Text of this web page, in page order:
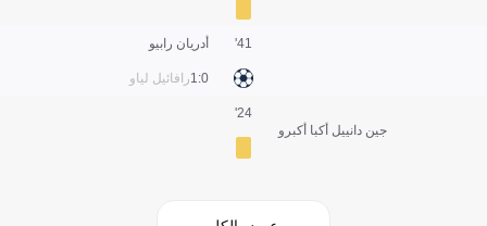
أدريان رابيو
رافائيل لياو0:1
41'
جين دانييل أكبا أكبرو
24'